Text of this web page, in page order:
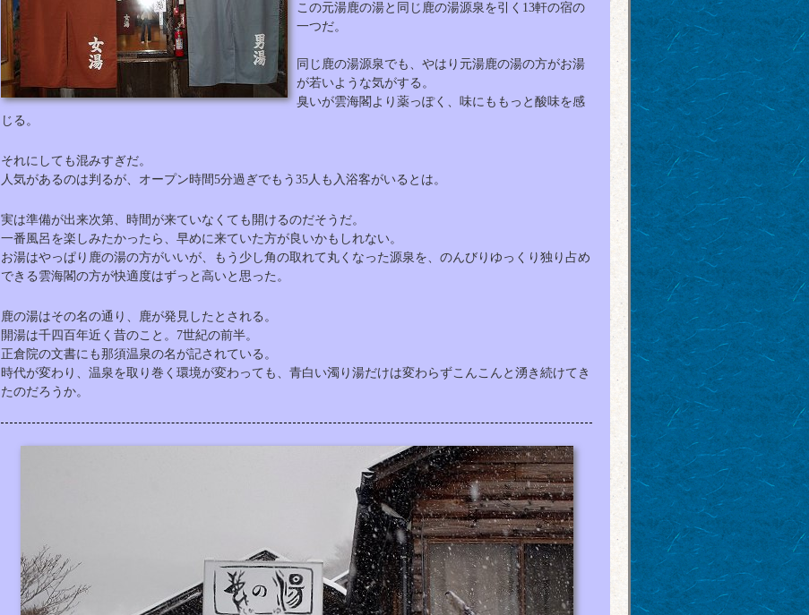
この元湯鹿の湯と同じ鹿の湯源泉を引く13軒の宿の
一つだ。
同じ鹿の湯源泉でも、やはり元湯鹿の湯の方がお湯
が若いような気がする。
臭いが雲海閣より薬っぽく、味にももっと酸味を感
じる。
それにしても混みすぎだ。
人気があるのは判るが、オープン時間5分過ぎでもう35人も入浴客がいるとは。
実は準備が出来次第、時間が来ていなくても開けるのだそうだ。
一番風呂を楽しみたかったら、早めに来ていた方が良いかもしれない。
お湯はやっぱり鹿の湯の方がいいが、もう少し角の取れて丸くなった源泉を、のんびりゆっくり独り占め
できる雲海閣の方が快適度はずっと高いと思った。
鹿の湯はその名の通り、鹿が発見したとされる。
開湯は千四百年近く昔のこと。7世紀の前半。
正倉院の文書にも那須温泉の名が記されている。
時代が変わり、温泉を取り巻く環境が変わっても、青白い濁り湯だけは変わらずこんこんと湧き続けてき
たのだろうか。